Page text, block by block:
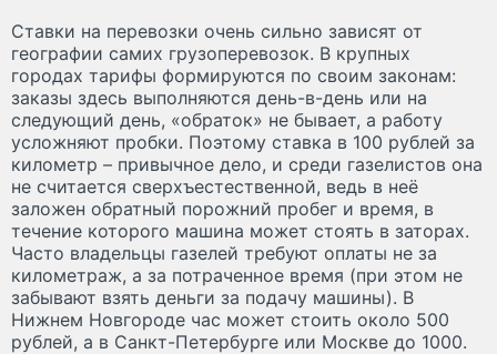
Ставки на перевозки очень сильно зависят от
географии самих грузоперевозок. В крупных
городах тарифы формируются по своим законам:
заказы здесь выполняются день-в-день или на
следующий день, «обраток» не бывает, а работу
усложняют пробки. Поэтому ставка в 100 рублей за
километр – привычное дело, и среди газелистов она
не считается сверхъестественной, ведь в неё
заложен обратный порожний пробег и время, в
течение которого машина может стоять в заторах.
Часто владельцы газелей требуют оплаты не за
километраж, а за потраченное время (при этом не
забывают взять деньги за подачу машины). В
Нижнем Новгороде час может стоить около 500
рублей, а в Санкт-Петербурге или Москве до 1000.